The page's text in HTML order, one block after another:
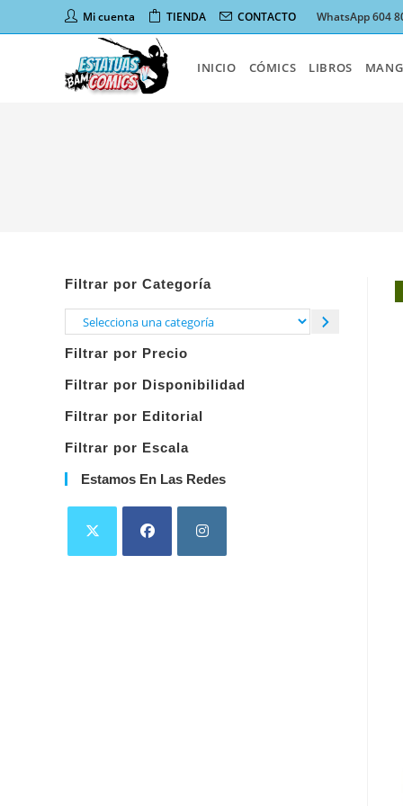
al
Mi cuenta TIENDA CONTACTO WhatsApp 604
INICIO CÓMICS LIBROS
Filtrar por Categoría
Selecciona
categoría
Filtrar por Precio
Filtrar por Disponibilidad
Filtrar por Editorial
Filtrar por Escala
Estamos En Las Redes